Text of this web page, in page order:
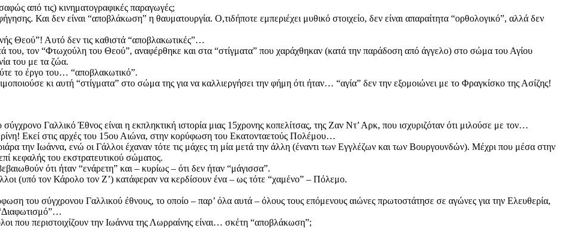
από τις) κινηματογραφικές παραγωγές;
Και δεν είναι “αποβλάκωση” η θαυματουργία. Ο,τιδήποτε εμπεριέχει μυθικό στοιχείο, δεν είναι απαραίτητα “ορθολογικό”, αλλά δεν
Θεού”! Αυτό δεν τις καθιστά “αποβλακωτικές”…
του, τον “Φτωχούλη του Θεού”, αναφέρθηκε και στα “στίγματα” που χαράχθηκαν (κατά την παράδοση από άγγελο) στο σώμα του Αγίου
του με τα ζώα.
το έργο του… “αποβλακωτικό”.
κι αυτή “στίγματα” στο σώμα της για να καλλιεργήσει την φήμη ότι ήταν… “αγία” δεν την εξομοιώνει με το Φραγκίσκο της Ασίζης!
Γαλλικό Έθνος είναι η εκπληκτική ιστορία μιας 15χρονης κοπελίτσας, της Ζαν Ντ’ Αρκ, που ισχυριζόταν ότι μιλούσε με τον…
Εκεί στις αρχές του 15ου Αιώνα, στην κορύφωση του Εκατονταετούς Πολέμου…
την Ιωάννα, ενώ οι Γάλλοι έχαναν τότε τις μάχες τη μία μετά την άλλη (έναντι των Εγγλέζων και των Βουργουνδών). Μέχρι που μέσα στην
κεφαλής του εκστρατευτικού σώματος.
ότι ήταν “ενάρετη” και – κυρίως – ότι δεν ήταν “μάγισσα”.
(υπό τον Κάρολο τον Ζ’) κατάφεραν να κερδίσουν ένα – ως τότε “χαμένο” – Πόλεμο.
του σύγχρονου Γαλλικού έθνους, το οποίο – παρ’ όλα αυτά – όλους τους επόμενους αιώνες πρωτοστάτησε σε αγώνες για την Ελευθερία,
που περιστοιχίζουν την Ιωάννα της Λωρραίνης είναι… σκέτη “αποβλάκωση”;